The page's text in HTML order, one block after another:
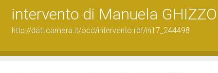
intervento di Manuela
http://dati.camera.it/ocd/intervento.rdf/in17_244498